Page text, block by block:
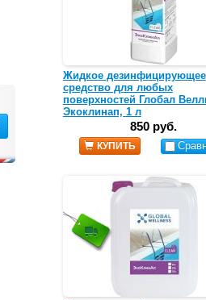
Жидкое дезинфицирующее
средство для любых
поверхностей Глобал
Экоклинап, 1 л
850 руб.
КУПИТЬ